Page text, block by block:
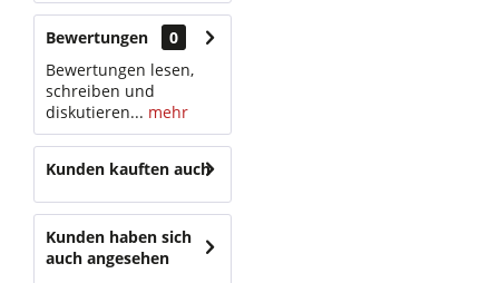
Bewertungen
0
Bewertungen lesen,
schreiben und
diskutieren... mehr
Kunden kauften auch
Kunden haben sich
auch angesehen